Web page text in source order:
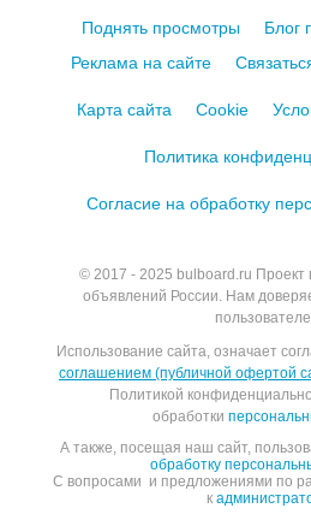
© 2017 - 2025 bulboard.ru Проект
объявлений России. Нам
Использование сайта, означает
соглашением (публичной офертой
Политикой
обработки
А также, посещая наш сайт,
обработку
С вопросами и предложениями по
к
Поднять просмотры Блог
Реклама на сайте
Карта сайта Cookie
Политика
Согласие на обработку